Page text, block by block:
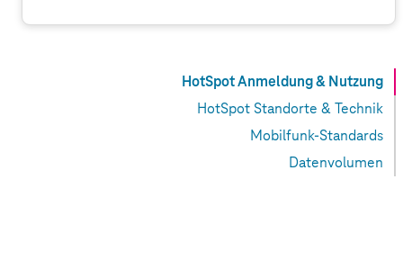
HotSpot Anmeldung & Nutzung
HotSpot Standorte & Technik
Mobilfunk-Standards
Datenvolumen